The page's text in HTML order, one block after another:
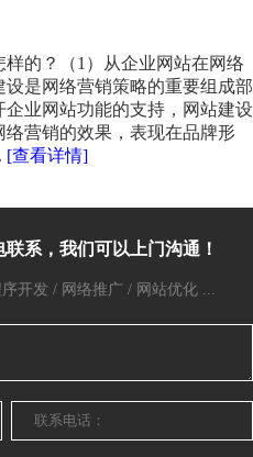
的？（1）从企业网站在网络
是网络营销策略的重要组成部
业网站功能的支持，网站建设
营销的效果，表现在品牌形
[查看详情]
系，我们可以上门沟通！
开发 / 网络推广 / 网站优化 ...